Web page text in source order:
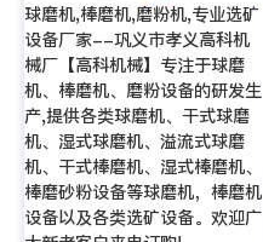
球磨机,棒磨机,磨粉机,专业选矿
设备厂家--巩义市孝义高科机
械厂【高科机械】专注于球磨
机、棒磨机、磨粉设备的研发生
产,提供各类球磨机、干式球磨
机、湿式球磨机、溢流式球磨
机、干式棒磨机、湿式棒磨机、
棒磨砂粉设备等球磨机，棒磨机
设备以及各类选矿设备。欢迎广